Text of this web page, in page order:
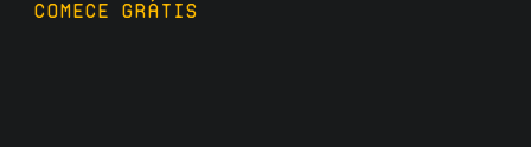
COMECE GRÁTIS